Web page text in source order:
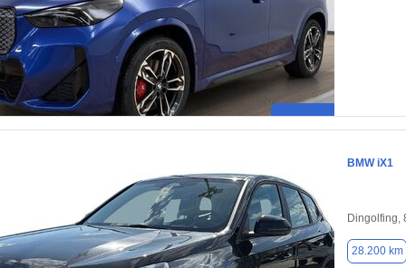
BMW iX1
Dingolfing,
28.200 km